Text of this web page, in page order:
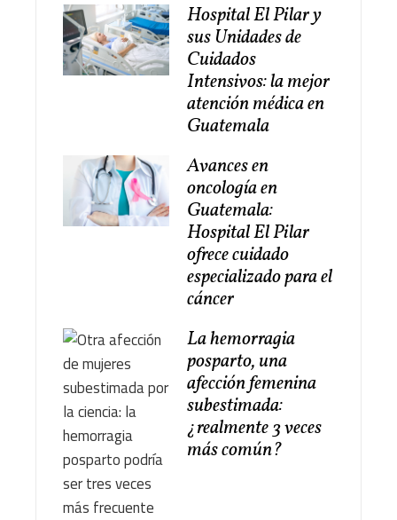
Hospital El Pilar y
sus Unidades de
Cuidados
Intensivos: la mejor
atención médica en
Guatemala
Avances en
oncología en
Guatemala:
Hospital El Pilar
ofrece cuidado
especializado para el
cáncer
La hemorragia
posparto, una
afección femenina
subestimada:
¿realmente 3 veces
más común?